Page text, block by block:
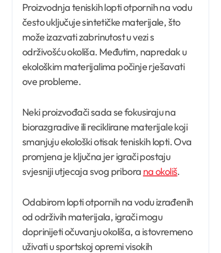
Proizvodnja teniskih lopti otpornih na vodu
često uključuje sintetičke materijale, što
može izazvati zabrinutost u vezi s
održivošću okoliša. Međutim, napredak u
ekološkim materijalima počinje rješavati
ove probleme.
Neki proizvođači sada se fokusiraju na
biorazgradive ili reciklirane materijale koji
smanjuju ekološki otisak teniskih lopti. Ova
promjena je ključna jer igrači postaju
svjesniji utjecaja svog pribora na okoliš.
Odabirom lopti otpornih na vodu izrađenih
od održivih materijala, igrači mogu
doprinijeti očuvanju okoliša, a istovremeno
uživati u sportskoj opremi visokih